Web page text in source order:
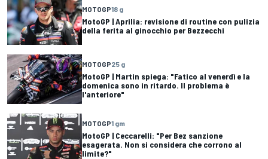
MOTOGP18 g
MotoGP | Aprilia: revisione di routine con pulizia
della ferita al ginocchio per Bezzecchi
MOTOGP25 g
MotoGP | Martin spiega: "Fatico al venerdì e la
domenica sono in ritardo. Il problema è
l'anteriore"
MOTOGP1 gm
MotoGP | Ceccarelli: "Per Bez sanzione
esagerata. Non si considera che corrono al
limite?"